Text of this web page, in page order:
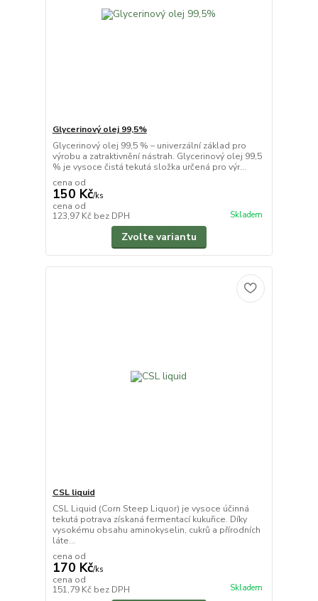
Glycerinový olej 99,5%
Glycerinový olej 99,5 % – univerzální základ pro
výrobu a zatraktivnění nástrah. Glycerinový olej 99,5
% je vysoce čistá tekutá složka určená pro výr...
cena od
150 Kč/ks
cena od
123,97 Kč bez DPH Skladem
Zvolte variantu
CSL liquid
CSL Liquid (Corn Steep Liquor) je vysoce účinná
tekutá potrava získaná fermentací kukuřice. Díky
vysokému obsahu aminokyselin, cukrů a přírodních
láte...
cena od
170 Kč/ks
cena od
151,79 Kč bez DPH Skladem